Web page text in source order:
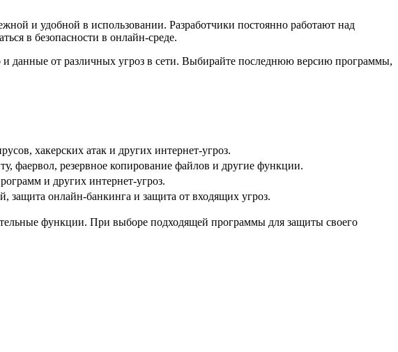
и удобной в использовании. Разработчики постоянно работают над
в безопасности в онлайн-среде.
данные от различных угроз в сети. Выбирайте последнюю версию программы,
хакерских атак и других интернет-угроз.
фаервол, резервное копирование файлов и другие функции.
и других интернет-угроз.
онлайн-банкинга и защита от входящих угроз.
функции. При выборе подходящей программы для защиты своего